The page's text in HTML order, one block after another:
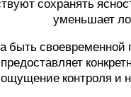
сохранять
уменьшает
своевременной
ощущение контроля и